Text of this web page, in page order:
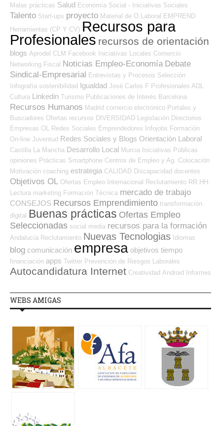
Malas prácticas Salud Economía Social - Iniciativas Sociales
Talento Start-ups proyecto Material de O.Laboral EMPREND
Herramientas (CP Y CV) Recursos para
Profesionales recursos de orientación
blogs Aprodel CLM Facebook Iniciativas Locales Comercio
Networking Fiscal Noticias Empleo-Economía Debate
Sindical-Empresarial Entrevistas y Procesos Selección
Infografía sostenibilidad Igualdad José Carlos F Profesionales ADL
Cultura Linkedin Turismo Publicaciones de Interés Barcelona
Recursos Humanos Madrid comercio electrónico Portales y
Buscadores Ofertas recursos DIVERSIDAD Legislación Directorios
Empresas OL Redes Sociales Emprendedores Infojobs Formación
On-line Juventud Redes Sociales y Blogs Orientación Laboral
Castilla La Mancha Desarrollo Local Murcia Iniciativas Públicas
opiniones Prácticas Smartphone Centros de Empleo y Ag. Colocación
Motivación coaching estrategia CALIDAD Discapacidad docentes
Objetivos OL Ofertas Empleo Internacional Reclutamiento RR.HH.
Lectura marketing Formación Técnica mercado de trabajo
CONSEJOS Recursos Emprendimiento transformación
digital Buenas prácticas Ofertas Empleo
Seleccionadas social media recursos para la formación
Andalucía Reclutamiento Nuevas Tecnologias Idiomas
blog comunicación empresa objetivos tiempo
financiación apps Twitter Prevención de Riesgos Laborales
Autocandidatura Internet Creatividad Android Informes
WEBS AMIGAS